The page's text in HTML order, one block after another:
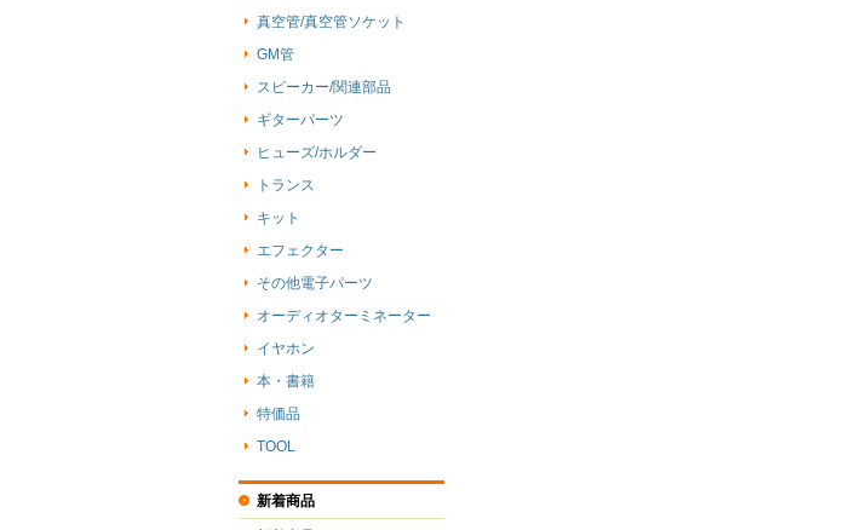
真空管/真空管ソケット
GM管
スピーカー/関連部品
ギターパーツ
ヒューズ/ホルダー
トランス
キット
エフェクター
その他電子パーツ
オーディオターミネーター
イヤホン
本・書籍
特価品
TOOL
新着商品